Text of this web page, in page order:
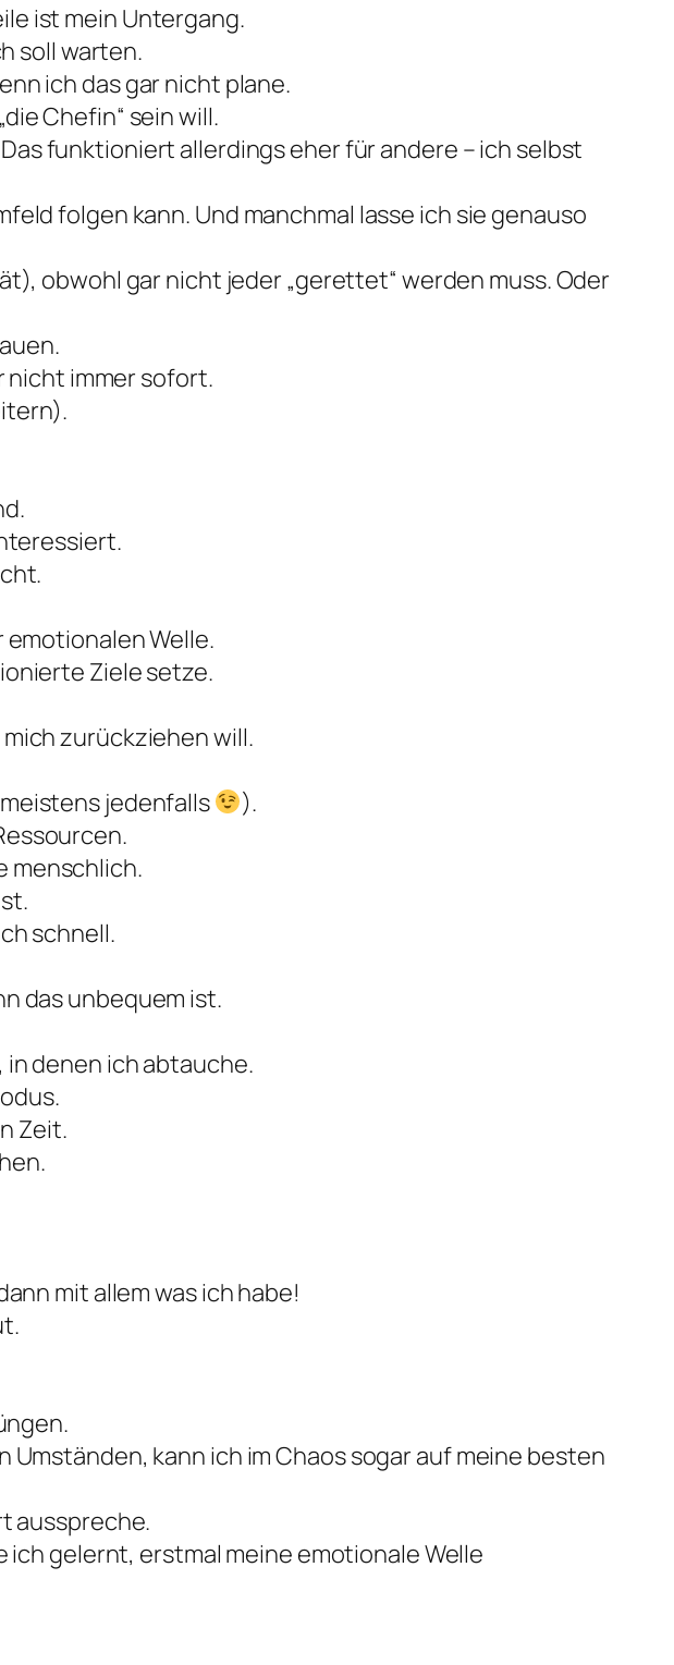
ist mein Untergang.
soll warten.
ich das gar nicht plane.
Chefin“ sein will.
funktioniert allerdings eher für andere – ich selbst
folgen kann. Und manchmal lasse ich sie genauso
obwohl gar nicht jeder „gerettet“ werden muss. Oder
nicht immer sofort.
Welle.
Ziele setze.
zurückziehen will.
jedenfalls
).
menschlich.
schnell.
das unbequem ist.
in denen ich abtauche.
Zeit.
mit allem was ich habe!
kann ich im Chaos sogar auf meine besten
ausspreche.
gelernt, erstmal meine emotionale Welle